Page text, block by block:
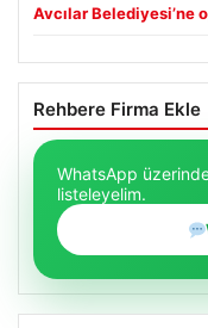
Avcılar Belediyesi’ne
Rehbere Firma Ekle
WhatsApp
listeleyelim.